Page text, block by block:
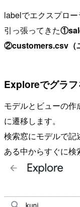
labelでエクスプロ
引っ張ってきた
②customers.csv（
Exploreでグラ
モデルとビューの
に遷移します。
検索窓にモデルで
ある中からすぐに検